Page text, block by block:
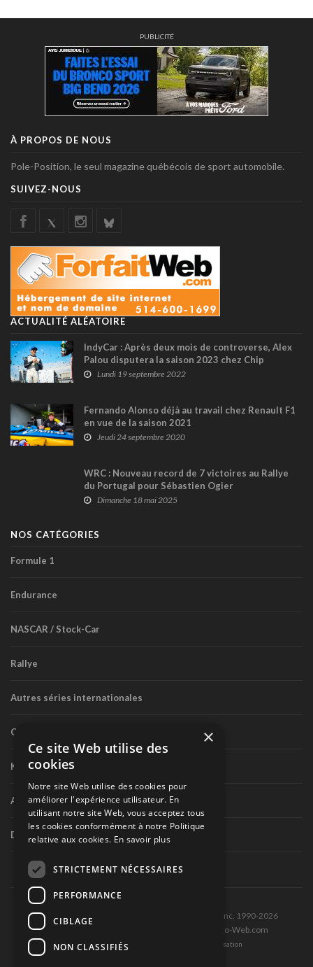
PUBLICITÉ
À PROPOS DE NOUS
Pole-Position, le seul magazine québécois de sport automobile.
SUIVEZ-NOUS
ACTUALITÉ ALÉATOIRE
IndyCar : Après deux mois de controverse, Alex
Palou disputera la saison 2023 chez Chip
Ganassi !
Lundi 19 septembre 2022
Fernando Alonso déjà au travail chez Renault F1
en vue de la saison 2021
Jeudi 24 septembre 2020
WRC : Nouveau record de 7 victoires au Rallye
du Portugal pour Sébastien Ogier
Dimanche 18 mai 2025
NOS CATÉGORIES
Formule 1
Endurance
NASCAR / Stock-Car
Rallye
Autres séries internationales
Circuit routier canadien
Karting
Autres séries nationales
Divers
Tous droits réservés © Les Éditions Pole-Position inc. 1990-2026
Ce site est produit et hébergé par Montréal-Photo-Web.com
Politique de confidentialité et Conditions d’utilisation
×
Ce site Web utilise des
cookies
Notre site Web utilise des cookies pour
améliorer l'expérience utilisateur. En
utilisant notre site Web, vous acceptez tous
les cookies conformément à notre Politique
relative aux cookies. En savoir plus
STRICTEMENT NÉCESSAIRES
PERFORMANCE
CIBLAGE
NON CLASSIFIÉS